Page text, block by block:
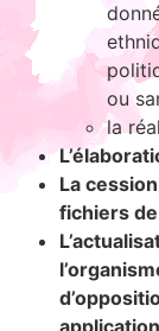
ou
la
La
fichiers